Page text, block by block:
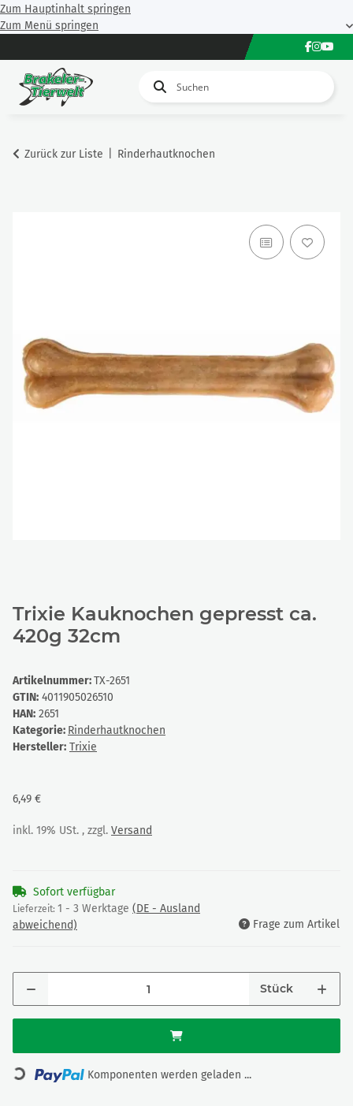
Zum Hauptinhalt springen
Zum Menü springen
Zurück zur Liste Rinderhautknochen
Trixie Kauknochen gepresst ca.
420g 32cm
Artikelnummer:TX-2651
GTIN: 4011905026510
HAN: 2651
Kategorie: Rinderhautknochen
Hersteller: Trixie
6,49 €
inkl. 19% USt. , zzgl. Versand
Sofort verfügbar
Lieferzeit: 1 - 3 Werktage (DE - Ausland
abweichend)
Frage zum Artikel
Stück
Loading... Komponenten werden geladen ...